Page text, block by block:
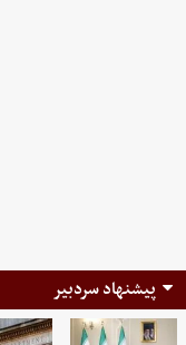
پیشنهاد سردبیر